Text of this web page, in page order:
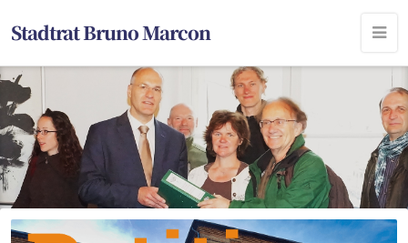
Stadtrat Bruno Marcon